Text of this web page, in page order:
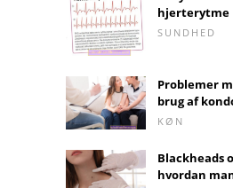
hjerterytme
SUNDHED
Problemer
brug af
KØN
Blackheads
hvordan